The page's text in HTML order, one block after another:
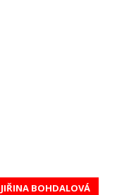
JIŘINA BOHDALOVÁ